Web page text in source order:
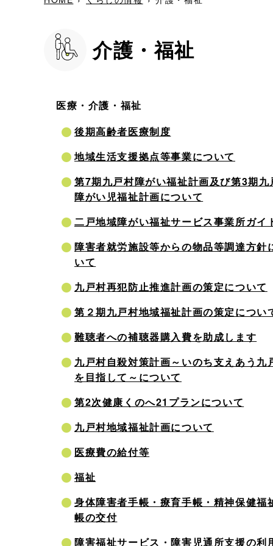
介護・福祉
医療・介護・福祉
後期高齢者医療制度
地域生活支援拠点等事業について
第7期九戸村障がい福祉計画及び第3期九
障がい児福祉計画について
二戸地域障がい福祉サービス事業所ガイ
障害者就労施設等からの物品等調達方針
いて
九戸村再犯防止推進計画の策定について
第２期九戸村地域福祉計画の策定につい
難聴者への補聴器購入費を助成します
九戸村自殺対策計画～いのち支えあう九
を目指して～について
第2次健康くのへ21プランについて
九戸村地域福祉計画について
医療費の給付等
福祉
身体障害者手帳・療育手帳・精神保健福
帳の交付
障害福祉サービス・障害児通所支援の利